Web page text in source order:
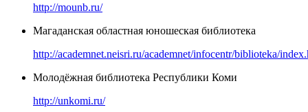
http://mounb.ru/
Магаданская областная юношеская библиотека
http://academnet.neisri.ru/academnet/infocentr/biblioteka/
Молодёжная библиотека Республики Коми
http://unkomi.ru/